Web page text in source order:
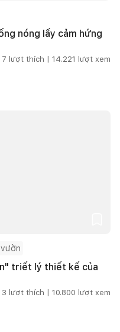
nóng lấy cảm hứng
7 lượt thích | 14.221 lượt xem
vườn
triết lý thiết kế của
3 lượt thích | 10.800 lượt xem